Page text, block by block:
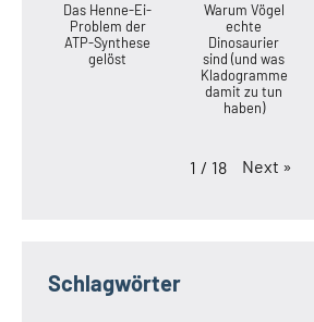
Das Henne-Ei-
Problem der
ATP-Synthese
gelöst
Warum Vögel
echte
Dinosaurier
sind (und was
Kladogramme
damit zu tun
haben)
1 / 18 Next »
Schlagwörter